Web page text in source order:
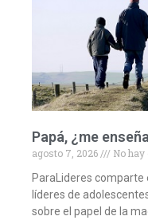
Papá, ¿me
agosto 7, 2026
No
ParaLideres comparte
líderes de
sobre el papel de la